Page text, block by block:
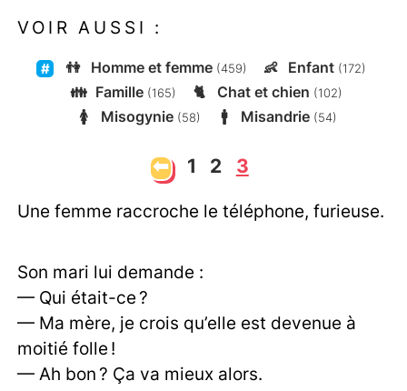
VOIR AUSSI :
👫 Homme et femme (459) 👶 Enfant (172)
👪 Famille (165) 🐈 Chat et chien (102)
🚺 Misogynie (58) 🚹 Misandrie (54)
⬅ 1 2 3
Une femme raccroche le téléphone, furieuse.
Son mari lui demande :
— Qui était-ce ?
— Ma mère, je crois qu’elle est devenue à
moitié folle !
— Ah bon ? Ça va mieux alors.